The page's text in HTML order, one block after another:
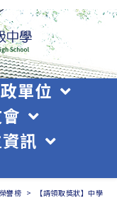
單位
訊
譽榜 > 【請領取獎狀】中學